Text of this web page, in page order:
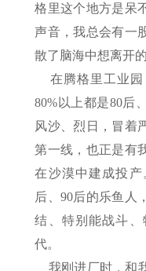
格里这个地方是呆
声音，我总会有一
散了脑海中想离开的
在腾格里工业园
80%以上都是80后
风沙、烈日，冒着
第一线，也正是有
在沙漠中建成投
后、90后的乐鱼人
结、特别能战斗
代。
我刚进厂时，和